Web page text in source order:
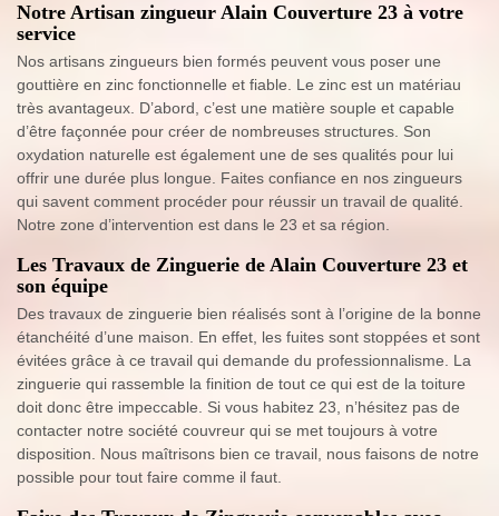
Notre Artisan zingueur Alain Couverture 23 à votre
service
Nos artisans zingueurs bien formés peuvent vous poser une
gouttière en zinc fonctionnelle et fiable. Le zinc est un matériau
très avantageux. D’abord, c’est une matière souple et capable
d’être façonnée pour créer de nombreuses structures. Son
oxydation naturelle est également une de ses qualités pour lui
offrir une durée plus longue. Faites confiance en nos zingueurs
qui savent comment procéder pour réussir un travail de qualité.
Notre zone d’intervention est dans le 23 et sa région.
Les Travaux de Zinguerie de Alain Couverture 23 et
son équipe
Des travaux de zinguerie bien réalisés sont à l’origine de la bonne
étanchéité d’une maison. En effet, les fuites sont stoppées et sont
évitées grâce à ce travail qui demande du professionnalisme. La
zinguerie qui rassemble la finition de tout ce qui est de la toiture
doit donc être impeccable. Si vous habitez 23, n’hésitez pas de
contacter notre société couvreur qui se met toujours à votre
disposition. Nous maîtrisons bien ce travail, nous faisons de notre
possible pour tout faire comme il faut.